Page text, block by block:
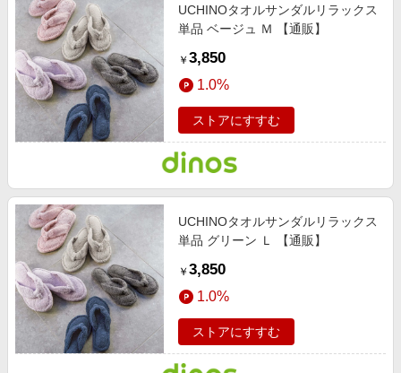
UCHINOタオルサンダルリラックス
単品 ベージュ Ｍ 【通販】
￥ 3,850
1.0%
ストアにすすむ
UCHINOタオルサンダルリラックス
単品 グリーン Ｌ 【通販】
￥ 3,850
1.0%
ストアにすすむ